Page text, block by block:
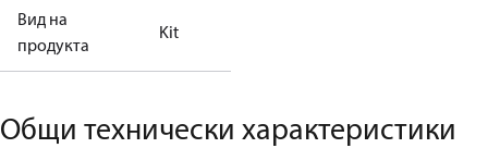
Вид на
продукта
Kit
Общи технически характеристики